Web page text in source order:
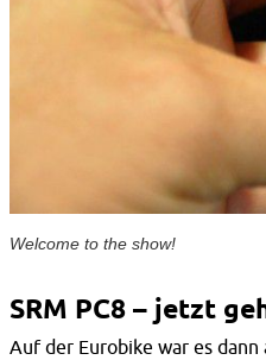
Welcome to the show!
SRM PC8 – jetzt
Auf der Eurobike war es